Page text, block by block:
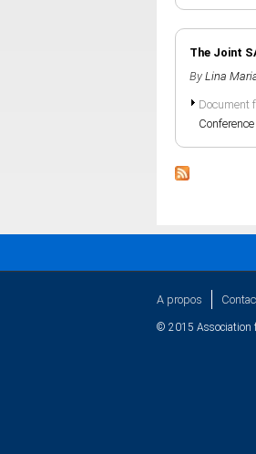
The Joint
By Lina
Document
A propos
© 2015 Association